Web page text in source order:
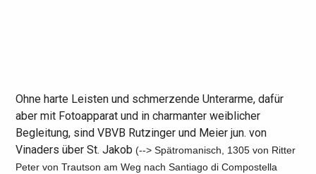
Ohne harte Leisten und schmerzende Unterarme, dafür
aber mit Fotoapparat und in charmanter weiblicher
Begleitung, sind VBVB Rutzinger und Meier jun. von
Vinaders über St. Jakob (--> Spätromanisch, 1305 von Ritter
Peter von Trautson am Weg nach Santiago di Compostella